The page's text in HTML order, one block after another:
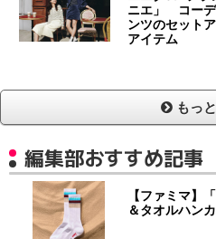
ニエ」 コーデ
ンツのセット
アイテム
もっ
編集部おすすめ記事
【ファミマ】
＆タオルハン